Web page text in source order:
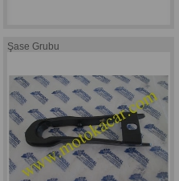
Şase Grubu